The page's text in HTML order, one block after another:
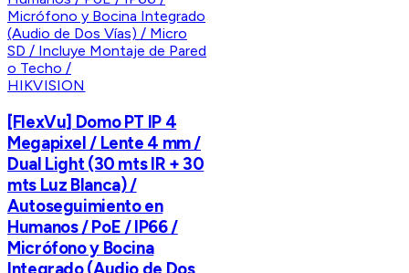
HIKVISION
[FlexVu] Domo PT IP 4
Megapixel / Lente 4 mm /
Dual Light (30 mts IR + 30
mts Luz Blanca) /
Autoseguimiento en
Humanos / PoE / IP66 /
Micrófono y Bocina
Integrado (Audio de Dos